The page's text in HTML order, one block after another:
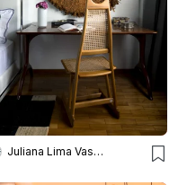
Juliana Lima Vasconcellos